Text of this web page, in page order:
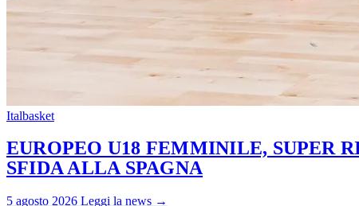
Italbasket
EUROPEO U18 FEMMINILE, SUPER
SFIDA ALLA SPAGNA
5 agosto 2026 Leggi la news →